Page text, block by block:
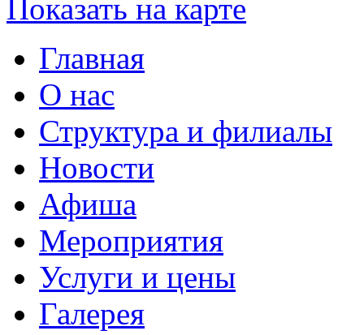
Показать на карте
Главная
О нас
Структура и филиалы
Новости
Афиша
Мероприятия
Услуги и цены
Галерея